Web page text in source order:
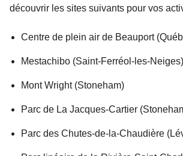
découvrir les sites suivants pour vos
Centre de plein air de Beauport
Mestachibo (Saint-Ferréol-les-Neiges)
Mont Wright (Stoneham)
Parc de La Jacques-Cartier
Parc des Chutes-de-la-Chaudière